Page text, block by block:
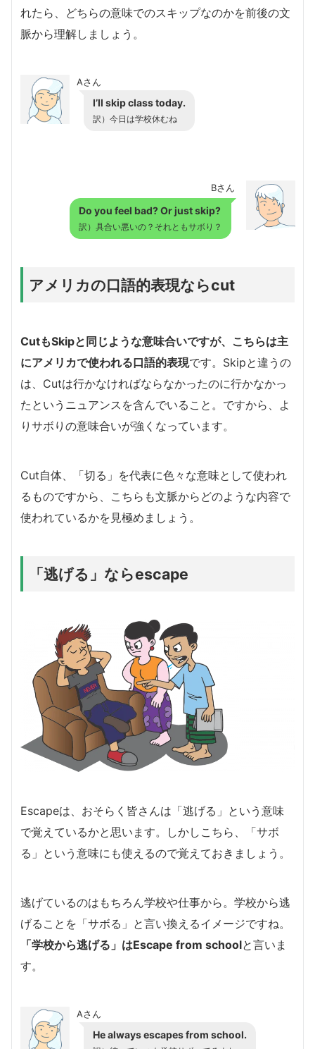
れたら、どちらの意味でのスキップなのかを前後の文
脈から理解しましょう。
Aさん
I’ll skip class today.
訳）今日は学校休むね
Bさん
Do you feel bad? Or just skip?
訳）具合い悪いの？それともサボり？
アメリカの口語的表現ならcut
CutもSkipと同じような意味合いですが、こちらは主
にアメリカで使われる口語的表現です。Skipと違うの
は、Cutは行かなければならなかったのに行かなかっ
たというニュアンスを含んでいること。ですから、よ
りサボりの意味合いが強くなっています。
Cut自体、「切る」を代表に色々な意味として使われ
るものですから、こちらも文脈からどのような内容で
使われているかを見極めましょう。
「逃げる」ならescape
Escapeは、おそらく皆さんは「逃げる」という意味
で覚えているかと思います。しかしこちら、「サボ
る」という意味にも使えるので覚えておきましょう。
逃げているのはもちろん学校や仕事から。学校から逃
げることを「サボる」と言い換えるイメージですね。
「学校から逃げる」はEscape from schoolと言いま
す。
Aさん
He always escapes from school.